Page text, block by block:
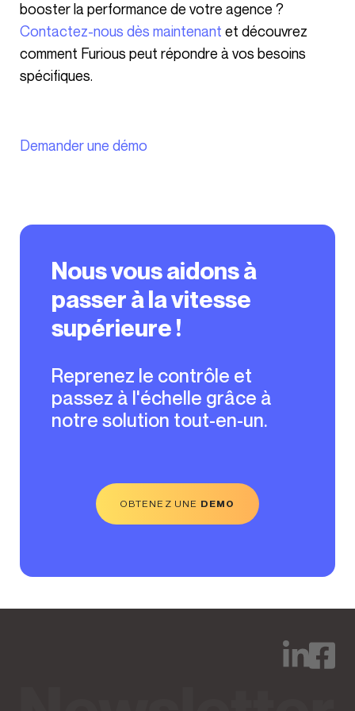
Nous vous aidons à
passer à la vitesse
supérieure !
Reprenez le contrôle et
passez à l'échelle grâce à
notre solution tout-en-un.
OBTENEZ UNE DEMO
booster la performance de votre agence ?
Contactez-nous dès maintenant et découvrez
comment Furious peut répondre à vos besoins
spécifiques.
Demander une démo